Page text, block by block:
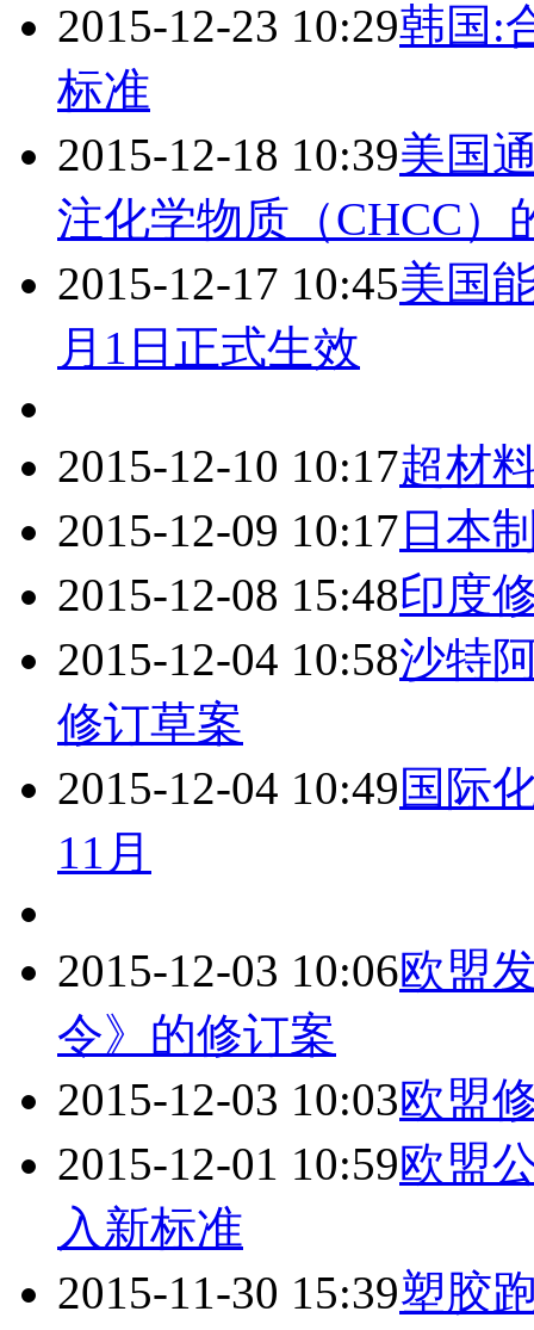
2015-12-23 10:29韩国:
标准
2015-12-18 10:39美国
注化学物质（CHCC）
2015-12-17 10:45美国
月1日正式生效
2015-12-10 10:17超材
2015-12-09 10:17 日本
2015-12-08 15:48印度
2015-12-04 10:58沙特
修订草案
2015-12-04 10:49国际
11月
2015-12-03 10:06欧盟
令》的修订案
2015-12-03 10:03欧盟
2015-12-01 10:59欧盟
入新标准
2015-11-30 15:39塑胶